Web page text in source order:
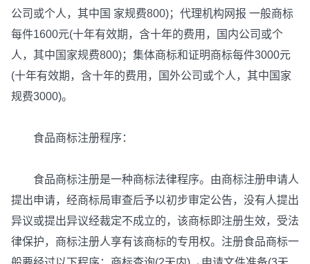
公司或个人，其中国 家规费800)；代理机构网报 一般商标
每件1600元(十年有效期，含十年的费用，国内公司或个
人，其中国家规费800)；集体商标和证明商标每件3000元
(十年有效期，含十年的费用，国外公司或个人，其中国家
规费3000)。
食品商标注册程序：
食品商标注册是一种商标法律程序。由商标注册申请人
提出申请，经商标局审查后予以初步审定公告，没有人提出
异议或提出异议经裁定不成立的，该商标即注册生效，受法
律保护，商标注册人享有该商标的专用权。注册食品商标一